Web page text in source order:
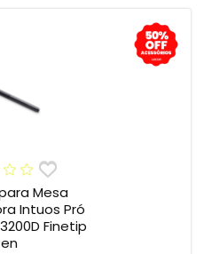
Mesa
Intuos Pró
Finetip